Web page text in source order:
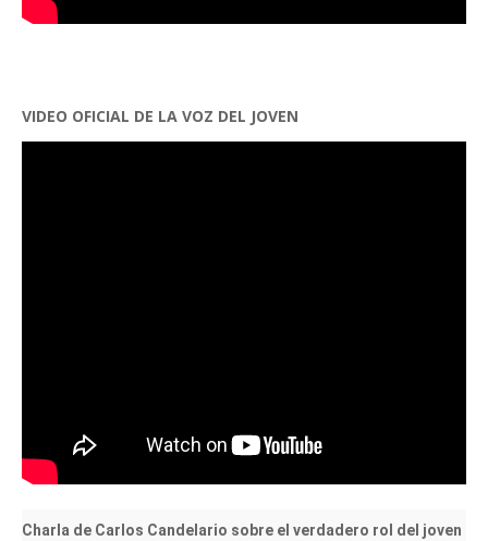
VIDEO OFICIAL DE LA VOZ DEL JOVEN
Charla de Carlos Candelario sobre el verdadero rol del joven